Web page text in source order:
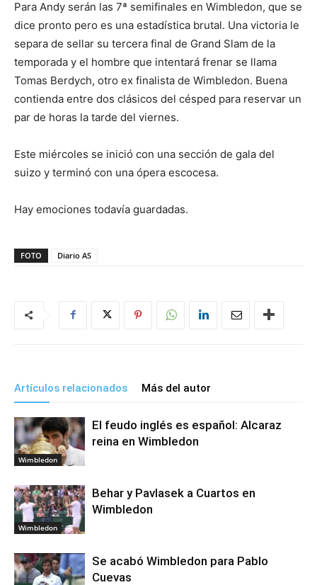
Para Andy serán las 7ª semifinales en Wimbledon, que se
dice pronto pero es una estadística brutal. Una victoria le
separa de sellar su tercera final de Grand Slam de la
temporada y el hombre que intentará frenar se llama
Tomas Berdych, otro ex finalista de Wimbledon. Buena
contienda entre dos clásicos del césped para reservar un
par de horas la tarde del viernes.
Este miércoles se inició con una sección de gala del
suizo y terminó con una ópera escocesa.
Hay emociones todavía guardadas.
FOTO Diario AS
Artículos relacionados Más del autor
Wimbledon
El feudo inglés es español: Alcaraz
reina en Wimbledon
Wimbledon
Behar y Pavlasek a Cuartos en
Wimbledon
Se acabó Wimbledon para Pablo
Cuevas